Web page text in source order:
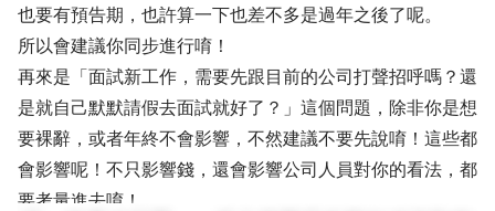
也要有預告期，也許算一下也差不多是過年之後了呢。
所以會建議你同步進行唷！
再來是「面試新工作，需要先跟目前的公司打聲招呼嗎？還
是就自己默默請假去面試就好了？」這個問題，除非你是想
要裸辭，或者年終不會影響，不然建議不要先說唷！這些都
會影響呢！不只影響錢，還會影響公司人員對你的看法，都
要考量進去唷！